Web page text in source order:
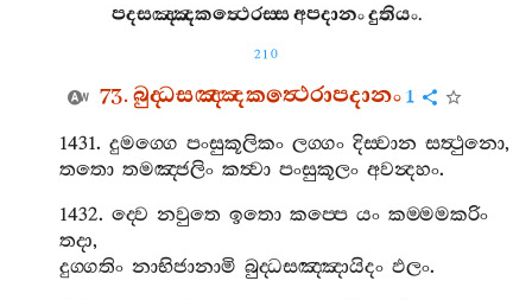
පදසඤ‍්ඤකත්‍ථෙරස‍්සඅපදානංදුතියං.
210
73.බුද‍්ධසඤ‍්ඤකත්‍ථෙරාපදානං1
1431.දුමග‍්ගෙ පංසුකූලිකං ලග‍්ගං දිස‍්වාන සත්‍ථුනො,
තතො තමඤ‍්ජලිං කත්‍වා පංසුකූලං අවන්‍දහං.
1432.ද‍්වෙ නවුතෙ ඉතො කප‍්පෙ යං කම‍්මමකරිං
තදා,
දුග‍්ගතිං නාභිජානාමි බුද‍්ධසඤ‍්ඤායිදං ඵලං.